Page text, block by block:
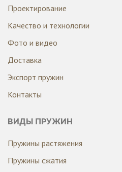
Проектирование
Качество и технологии
Фото и видео
Доставка
Экспорт пружин
Контакты
ВИДЫ ПРУЖИН
Пружины растяжения
Пружины сжатия